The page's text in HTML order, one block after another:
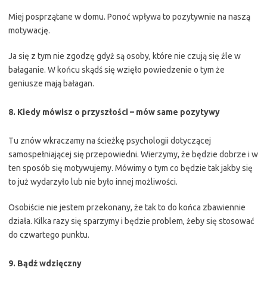
Miej posprzątane w domu. Ponoć wpływa to pozytywnie na naszą
motywację.
Ja się z tym nie zgodzę gdyż są osoby, które nie czują się źle w
bałaganie. W końcu skądś się wzięło powiedzenie o tym że
geniusze mają bałagan.
8. Kiedy mówisz o przyszłości – mów same pozytywy
Tu znów wkraczamy na ścieżkę psychologii dotyczącej
samospełniającej się przepowiedni. Wierzymy, że będzie dobrze i w
ten sposób się motywujemy. Mówimy o tym co będzie tak jakby się
to już wydarzyło lub nie było innej możliwości.
Osobiście nie jestem przekonany, że tak to do końca zbawiennie
działa. Kilka razy się sparzymy i będzie problem, żeby się stosować
do czwartego punktu.
9. Bądź wdzięczny